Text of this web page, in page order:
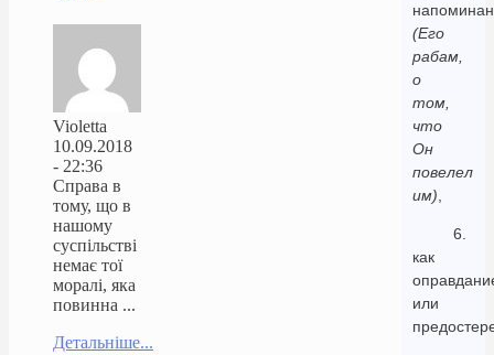
(Его
рабам,
о
том,
что
Он
повелел
им),
6.
как
или
Violetta
10.09.2018
- 22:36
Справа в
тому, що в
нашому
суспільстві
немає тої
моралі, яка
повинна ...
Детальніше...